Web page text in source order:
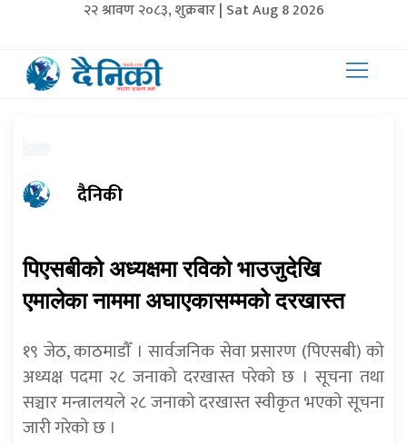
२२ श्रावण २०८३, शुक्रबार | Sat Aug 8 2026
दैनिकी
पिएसबीको अध्यक्षमा रविको भाउजुदेखि
एमालेका नाममा अघाएकासम्मको दरखास्त
१९ जेठ, काठमाडाैँ । सार्वजनिक सेवा प्रसारण (पिएसबी) को
अध्यक्ष पदमा २८ जनाको दरखास्त परेको छ । सूचना तथा
सञ्चार मन्त्रालयले २८ जनाको दरखास्त स्वीकृत भएको सूचना
जारी गरेको छ ।